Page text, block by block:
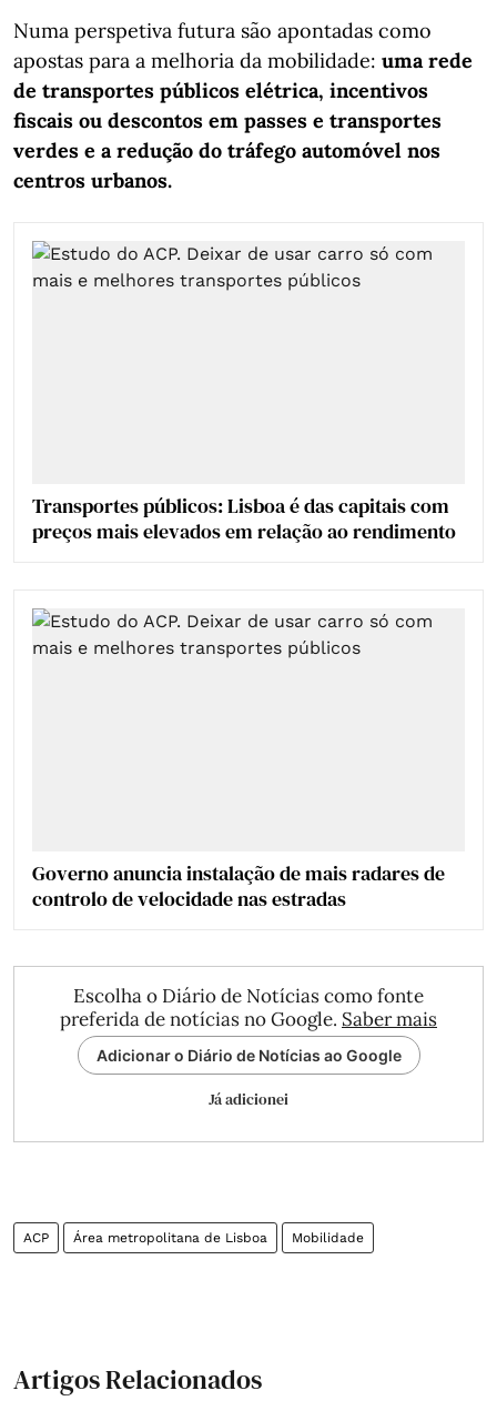
Numa perspetiva futura são apontadas como
apostas para a melhoria da mobilidade: uma rede
de transportes públicos elétrica, incentivos
fiscais ou descontos em passes e transportes
verdes e a redução do tráfego automóvel nos
centros urbanos.
Transportes públicos: Lisboa é das capitais com
preços mais elevados em relação ao rendimento
Governo anuncia instalação de mais radares de
controlo de velocidade nas estradas
Escolha o Diário de Notícias como fonte
preferida de notícias no Google. Saber mais
Adicionar o Diário de Notícias ao Google
Já adicionei
ACP Área metropolitana de Lisboa Mobilidade
Artigos Relacionados